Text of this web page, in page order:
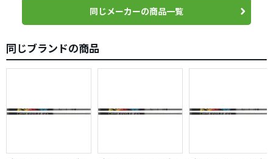
同じメーカーの商品一覧
同じブランドの商品